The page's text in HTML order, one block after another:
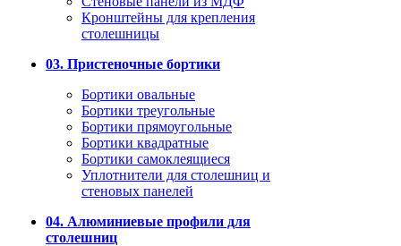
Кронштейны для крепления
столешницы
03. Пристеночные бортики
Бортики овальные
Бортики треугольные
Бортики прямоугольные
Бортики квадратные
Бортики самоклеящиеся
Уплотнители для столешниц и
стеновых панелей
04. Алюминиевые профили для
столешниц